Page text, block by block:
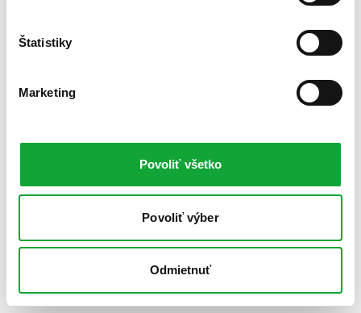
Štatistiky
Marketing
Povoliť všetko
Povoliť výber
Odmietnuť